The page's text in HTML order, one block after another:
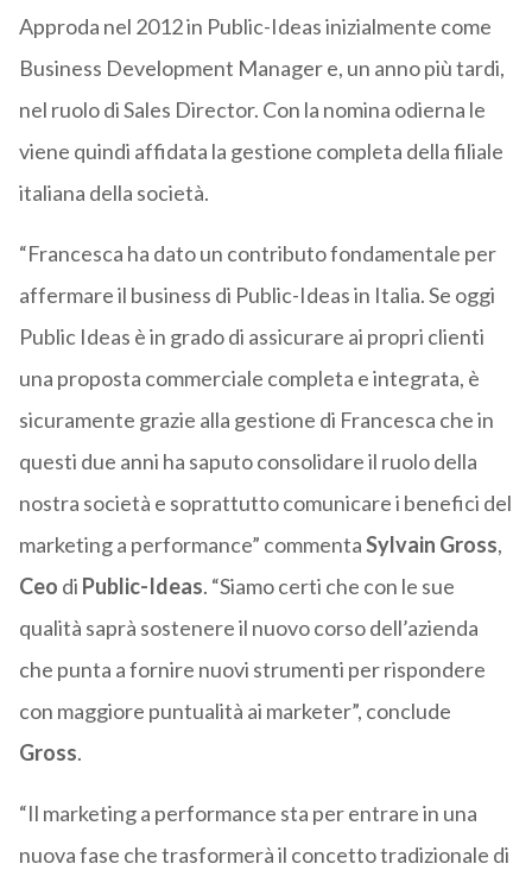
Approda nel 2012 in Public-Ideas inizialmente come
Business Development Manager e, un anno più tardi,
nel ruolo di Sales Director. Con la nomina odierna le
viene quindi affidata la gestione completa della filiale
italiana della società.
“Francesca ha dato un contributo fondamentale per
affermare il business di Public-Ideas in Italia. Se oggi
Public Ideas è in grado di assicurare ai propri clienti
una proposta commerciale completa e integrata, è
sicuramente grazie alla gestione di Francesca che in
questi due anni ha saputo consolidare il ruolo della
nostra società e soprattutto comunicare i benefici del
marketing a performance” commentaSylvain Gross,
Ceo di Public-Ideas. “Siamo certi che con le sue
qualità saprà sostenere il nuovo corso dell’azienda
che punta a fornire nuovi strumenti per rispondere
con maggiore puntualità ai marketer”, conclude
Gross.
“Il marketing a performance sta per entrare in una
nuova fase che trasformerà il concetto tradizionale di